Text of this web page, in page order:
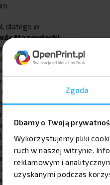
Zgoda
Dbamy o Twoją
Wykorzystujemy pliki
ruch w naszej witrynie.
reklamowym i
uzyskanymi podczas
dlatego w
Mazowiecki
się na
kolorów i
Oferujemy
są dostępne
przedsiębiorstw,
się na rynku. Z
że Twoje
kluczowe dla
wizualnej.
nasze usługi
Twojego